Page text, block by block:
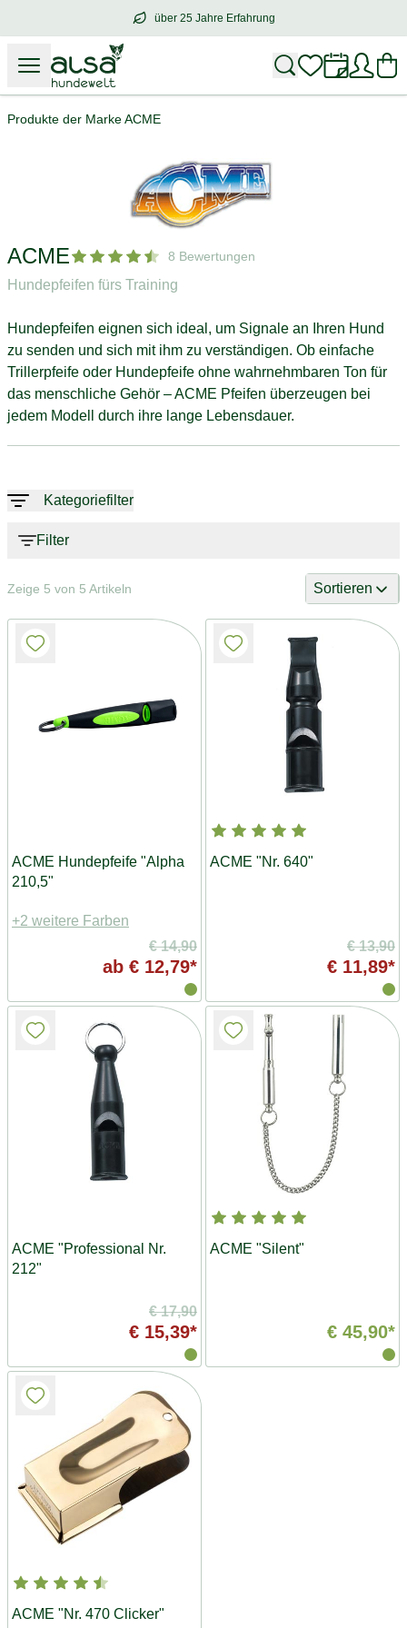
über 25 Jahre Erfahrung
über25 Jahre Erfahrung
Produkte der Marke ACME
ACME 8 Bewertungen
Hundepfeifen fürs Training
Hundepfeifen eignen sich ideal, um Signale an Ihren Hund
zu senden und sich mit ihm zu verständigen. Ob einfache
Trillerpfeife oder Hundepfeife ohne wahrnehmbaren Ton für
das menschliche Gehör – ACME Pfeifen überzeugen bei
jedem Modell durch ihre lange Lebensdauer.
Kategoriefilter
Filter
Zeige 5 von 5 Artikeln Sortieren
ACME Hundepfeife "Alpha
210,5"
+2 weitere Farben
€ 14,90
ab € 12,79*
ACME "Nr. 640"
€ 13,90
€ 11,89*
ACME "Professional Nr.
212"
€ 17,90
€ 15,39*
ACME "Silent"
€ 45,90*
ACME "Nr. 470 Clicker"